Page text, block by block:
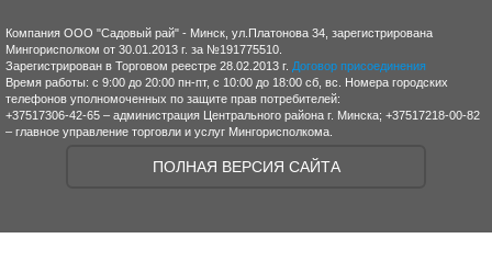
Компания ООО "Садовый рай" - Минск, ул.Платонова 34, зарегистрирована
Мингорисполком от 30.01.2013 г. за №191775510.
Зарегистрирован в Торговом реестре 28.02.2013 г. Договор присоединения
Время работы: с 9:00 до 20:00 пн-пт, с 10:00 до 18:00 сб, вс. Номера городских
телефонов уполномоченных по защите прав потребителей:
+37517306-42-65 – администрация Центрального района г. Минска; +37517218-00-82
– главное управление торговли и услуг Мингорисполкома.
ПОЛНАЯ ВЕРСИЯ САЙТА